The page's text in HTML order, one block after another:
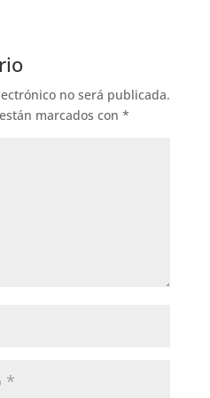
no será publicada.
marcados con *